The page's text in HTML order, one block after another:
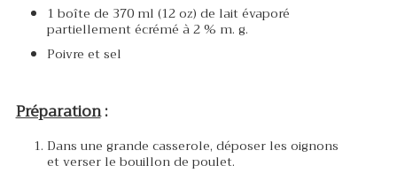
1 boîte de 370 ml (12 oz) de lait évaporé
partiellement écrémé à 2 % m. g.
Poivre et sel
Préparation:
Dans une grande casserole, déposer les oignons
et verser le bouillon de poulet.